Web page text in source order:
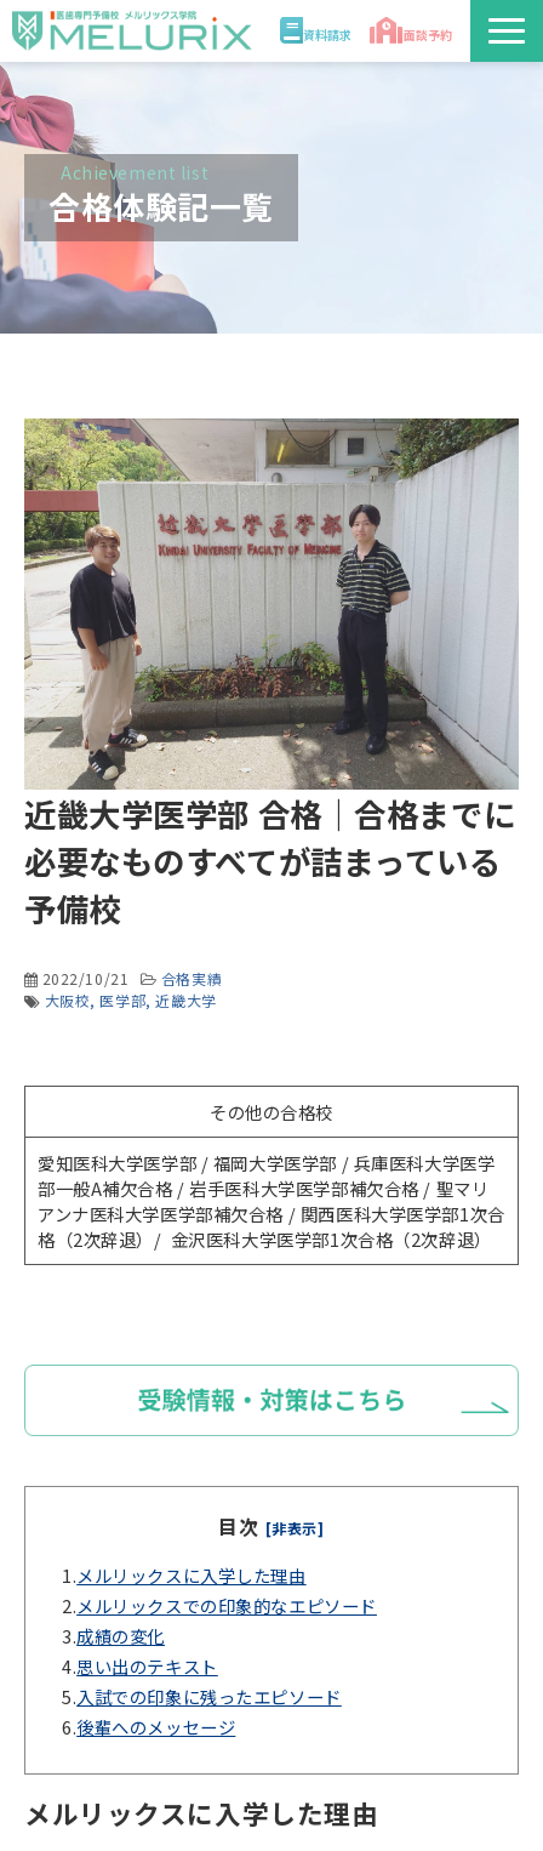
資料請求 面談予約
説明会/講座
校舎情報
入学案内
合格実績・合格体験記
医学部解答速報2026
Achievement list
合格体験記一覧
近畿大学医学部 合格｜合格までに
必要なものすべてが詰まっている
予備校
2022/10/21
合格実績
大阪校 医学部 近畿大学
その他の合格校
愛知医科大学医学部 / 福岡大学医学部 / 兵庫医科大学医学
部一般A補欠合格 / 岩手医科大学医学部補欠合格 / 聖マリ
アンナ医科大学医学部補欠合格 / 関西医科大学医学部1次合
格（2次辞退）/ 金沢医科大学医学部1次合格（2次辞退）
目次 [非表示]
1.メルリックスに入学した理由
2.メルリックスでの印象的なエピソード
3.成績の変化
4.思い出のテキスト
5.入試での印象に残ったエピソード
6.後輩へのメッセージ
メルリックスに入学した理由